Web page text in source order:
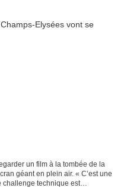
un film à la tombée de la
géant en plein air. « C’est une
challenge technique est